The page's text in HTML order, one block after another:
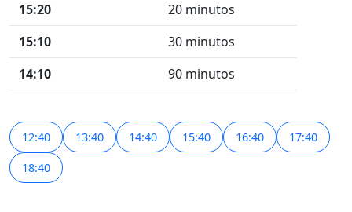
15:20
20 minutos
15:10
30 minutos
14:10
90 minutos
12:40 13:40 14:40 15:40 16:40 17:40
18:40